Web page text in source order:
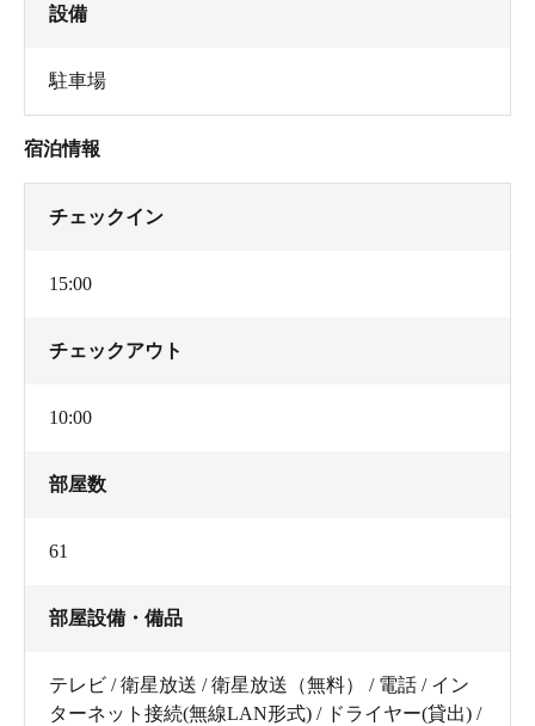
設備
駐車場
宿泊情報
チェックイン
15:00
チェックアウト
10:00
部屋数
61
部屋設備・備品
テレビ / 衛星放送 / 衛星放送（無料） / 電話 / イン
ターネット接続(無線LAN形式) / ドライヤー(貸出) /